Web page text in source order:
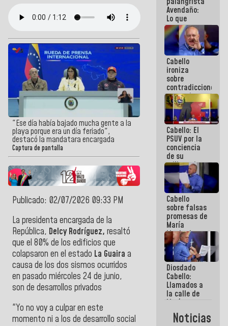
"Ese día había bajado mucha gente a la
playa porque era un día feriado",
destacó la mandatara encargada
Captura de pantalla
Publicado: 02/07/2026 09:33 PM
La presidenta encargada de la
República, Delcy Rodríguez, resaltó
que el 80% de los edificios que
colapsaron en el estado La Guaira a
causa de los dos sismos ocurridos
en pasado miércoles 24 de junio,
son de desarrollos privados
"Yo no voy a culpar en este
momento ni a los de desarrollo social
Avendaño:
Lo que
vayas a
escribir
hazlo hoy
por que no
sabemos si
la semana
que viene
hay
programa
Cabello
ironiza
sobre
contradicciones
y mentiras
de María
Machado:
¡Créanle!
Cabello: El
PSUV por la
conciencia
de su
militancia
es la
organización
política más
sólida de
Venezuela
Cabello
sobre falsas
promesas de
María
Machado:
¿Quién le
puede creer?
¿Y la gente
que ella iba
a salvar en
La Guaira?
Diosdado
Cabello:
Llamados a
la calle de
María
Machado se
estrellaron
Noticias